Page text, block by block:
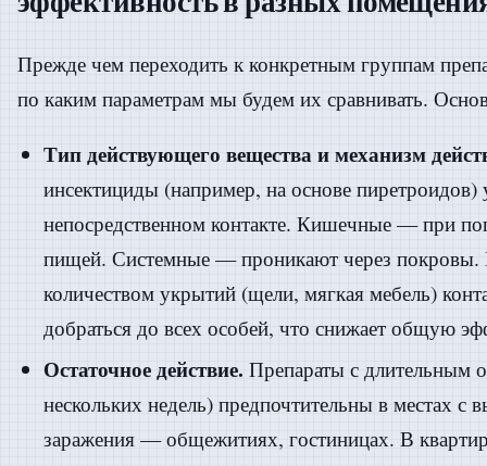
Прежде чем переходить к конкретным группам
по каким параметрам мы будем их сравнивать.
Тип действующего вещества и механизм
инсектициды (например, на основе пиретроидов)
непосредственном контакте. Кишечные — при
пищей. Системные — проникают через
количеством укрытий (щели, мягкая мебель)
добраться до всех особей, что снижает общую
Остаточное действие. Препараты с длительным
нескольких недель) предпочтительны в местах с
заражения — общежитиях, гостиницах. В